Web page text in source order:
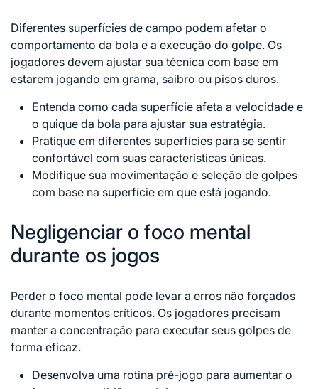
Diferentes superfícies de campo podem afetar o
comportamento da bola e a execução do golpe. Os
jogadores devem ajustar sua técnica com base em
estarem jogando em grama, saibro ou pisos duros.
Entenda como cada superfície afeta a velocidade e
o quique da bola para ajustar sua estratégia.
Pratique em diferentes superfícies para se sentir
confortável com suas características únicas.
Modifique sua movimentação e seleção de golpes
com base na superfície em que está jogando.
Negligenciar o foco mental
durante os jogos
Perder o foco mental pode levar a erros não forçados
durante momentos críticos. Os jogadores precisam
manter a concentração para executar seus golpes de
forma eficaz.
Desenvolva uma rotina pré-jogo para aumentar o